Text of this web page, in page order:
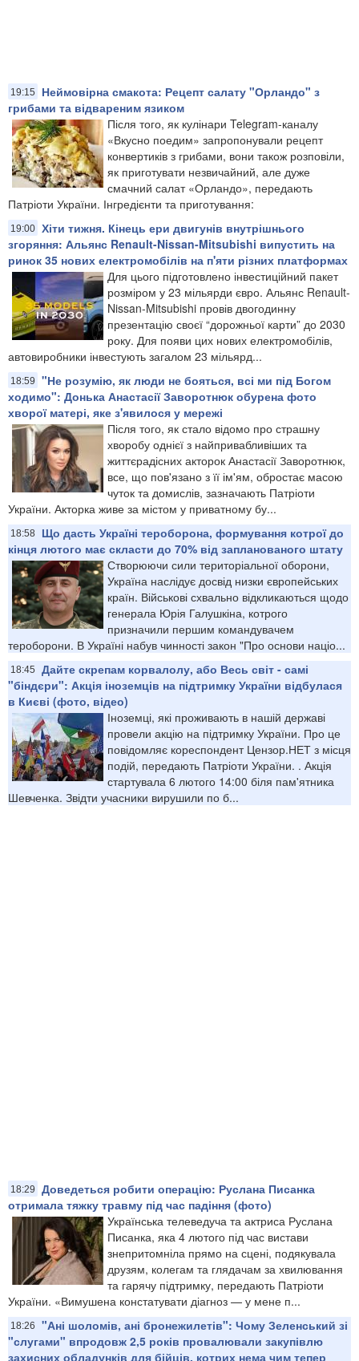
19:15
Неймовірна смакота: Рецепт салату "Орландо" з
грибами та відвареним язиком
Після того, як кулінари Telegram-каналу
«Вкусно поедим» запропонували рецепт
конвертиків з грибами, вони також розповіли,
як приготувати незвичайний, але дуже
смачний салат «Орландо», передають
Патріоти України. Інгредієнти та приготування:
19:00 Хіти тижня. Кінець ери двигунів внутрішнього
згоряння: Альянс Renault-Nissan-Mitsubishi випустить на
ринок 35 нових електромобілів на п'яти різних платформах
Для цього підготовлено інвестиційний пакет
розміром у 23 мільярди євро. Альянс Renault-
Nissan-Mitsubishi провів двогодинну
презентацію своєї “дорожньої карти” до 2030
року. Для появи цих нових електромобілів,
автовиробники інвестують загалом 23 мільярд...
18:59
"Не розумію, як люди не бояться, всі ми під Богом
ходимо": Донька Анастасії Заворотнюк обурена фото
хворої матері, яке з'явилося у мережі
Після того, як стало відомо про страшну
хворобу однієї з найпривабливіших та
життєрадісних акторок Анастасії Заворотнюк,
все, що пов'язано з її ім'ям, обростає масою
чуток та домислів, зазначають Патріоти
України. Акторка живе за містом у приватному бу...
18:58
Що дасть Україні тероборона, формування котрої до
кінця лютого має скласти до 70% від запланованого штату
​Створюючи сили територіальної оборони,
Україна наслідує досвід низки європейських
країн. Військові схвально відкликаються щодо
генерала Юрія Галушкіна, котрого
призначили першим командувачем
тероборони. В Україні набув чинності закон "Про основи націо...
18:45
Дайте скрепам корвалолу, або Весь світ - самі
"біндєри": Акція іноземців на підтримку України відбулася
в Києві (фото, відео)
Іноземці, які проживають в нашій державі
провели акцію на підтримку України. Про це
повідомляє кореспондент Цензор.НЕТ з місця
подій, передають Патріоти України. . Акція
стартувала 6 лютого 14:00 біля пам'ятника
Шевченка. Звідти учасники вирушили по б...
18:29
Доведеться робити операцію: Руслана Писанка
отримала тяжку травму під час падіння (фото)
Українська телеведуча та актриса Руслана
Писанка, яка 4 лютого під час вистави
знепритомніла прямо на сцені, подякувала
друзям, колегам та глядачам за хвилювання
та гарячу підтримку, передають Патріоти
України. «Вимушена констатувати діагноз — у мене п...
18:26
"Ані шоломів, ані бронежилетів": Чому Зеленський зі
"слугами" впродовж 2,5 років провалювали закупівлю
захисних обладунків для бійців, котрих нема чим тепер